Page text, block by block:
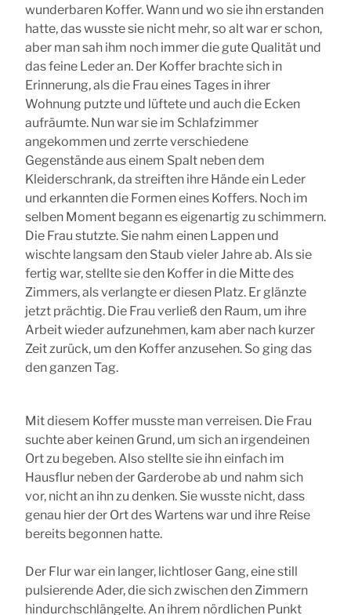
wunderbaren Koffer. Wann und wo sie ihn erstanden
hatte, das wusste sie nicht mehr, so alt war er schon,
aber man sah ihm noch immer die gute Qualität und
das feine Leder an. Der Koffer brachte sich in
Erinnerung, als die Frau eines Tages in ihrer
Wohnung putzte und lüftete und auch die Ecken
aufräumte. Nun war sie im Schlafzimmer
angekommen und zerrte verschiedene
Gegenstände aus einem Spalt neben dem
Kleiderschrank, da streiften ihre Hände ein Leder
und erkannten die Formen eines Koffers. Noch im
selben Moment begann es eigenartig zu schimmern.
Die Frau stutzte. Sie nahm einen Lappen und
wischte langsam den Staub vieler Jahre ab. Als sie
fertig war, stellte sie den Koffer in die Mitte des
Zimmers, als verlangte er diesen Platz. Er glänzte
jetzt prächtig. Die Frau verließ den Raum, um ihre
Arbeit wieder aufzunehmen, kam aber nach kurzer
Zeit zurück, um den Koffer anzusehen. So ging das
den ganzen Tag.
Mit diesem Koffer musste man verreisen. Die Frau
suchte aber keinen Grund, um sich an irgendeinen
Ort zu begeben. Also stellte sie ihn einfach im
Hausflur neben der Garderobe ab und nahm sich
vor, nicht an ihn zu denken. Sie wusste nicht, dass
genau hier der Ort des Wartens war und ihre Reise
bereits begonnen hatte.
Der Flur war ein langer, lichtloser Gang, eine still
pulsierende Ader, die sich zwischen den Zimmern
hindurchschlängelte. An ihrem nördlichen Punkt